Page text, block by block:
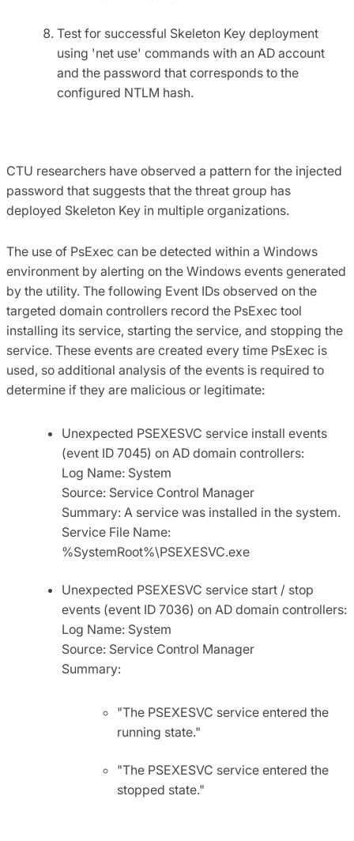
Test for successful Skeleton Key deployment
using 'net use' commands with an AD account
and the password that corresponds to the
configured NTLM hash.
CTU researchers have observed a pattern for the injected
password that suggests that the threat group has
deployed Skeleton Key in multiple organizations.
The use of PsExec can be detected within a Windows
environment by alerting on the Windows events generated
by the utility. The following Event IDs observed on the
targeted domain controllers record the PsExec tool
installing its service, starting the service, and stopping the
service. These events are created every time PsExec is
used, so additional analysis of the events is required to
determine if they are malicious or legitimate:
Unexpected PSEXESVC service install events
(event ID 7045) on AD domain controllers:
Log Name: System
Source: Service Control Manager
Summary: A service was installed in the system.
Service File Name:
%SystemRoot%\PSEXESVC.exe
Unexpected PSEXESVC service start / stop
events (event ID 7036) on AD domain controllers:
Log Name: System
Source: Service Control Manager
Summary:
"The PSEXESVC service entered the
running state."
"The PSEXESVC service entered the
stopped state."